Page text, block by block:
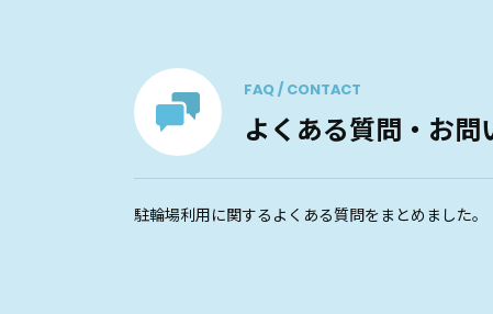
FAQ / CONTACT
よくある質問・お問
駐輪場利用に関するよくある質問をまとめました。